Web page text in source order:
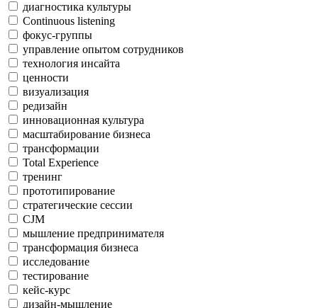
диагностика культуры
Continuous listening
фокус-группы
управление опытом сотрудников
технология инсайта
ценности
визуализация
редизайн
инновационная культура
масштабирование бизнеса
трансформации
Total Experience
тренинг
прототипирование
стратегические сессии
CJM
мышление предпринимателя
трансформация бизнеса
исследование
тестирование
кейс-курс
дизайн-мышление